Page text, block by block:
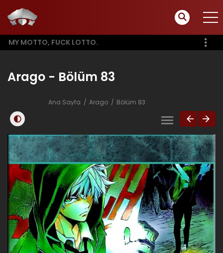
MY MOTTO, FUCK LOTTO.
Arago - Bölüm 83
Ana Sayfa Arago Bölüm 83